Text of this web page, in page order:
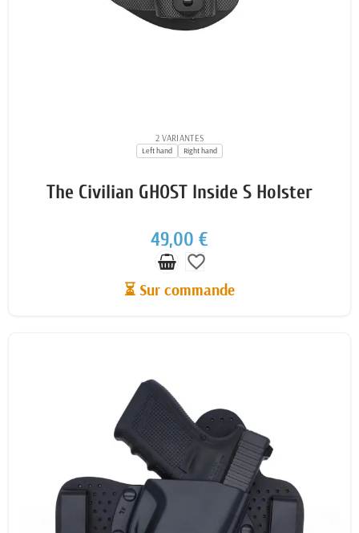
2 VARIANTES
Left hand Right hand
The Civilian GHOST Inside S Holster
49,00 €
favorite_border
⏳ Sur commande